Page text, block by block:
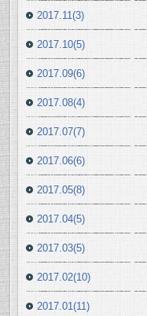
2017.11(3)
2017.10(5)
2017.09(6)
2017.08(4)
2017.07(7)
2017.06(6)
2017.05(8)
2017.04(5)
2017.03(5)
2017.02(10)
2017.01(11)